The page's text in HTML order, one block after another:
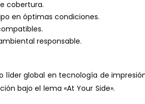
cobertura.
en óptimas condiciones.
responsable.
líder global en tecnología de
bajo el lema «At Your Side».